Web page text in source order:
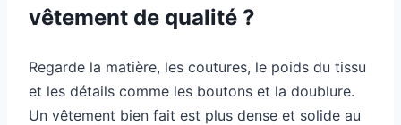
vêtement de qualité ?
Regarde la matière, les coutures, le poids du tissu
et les détails comme les boutons et la doublure.
Un vêtement bien fait est plus dense et solide au